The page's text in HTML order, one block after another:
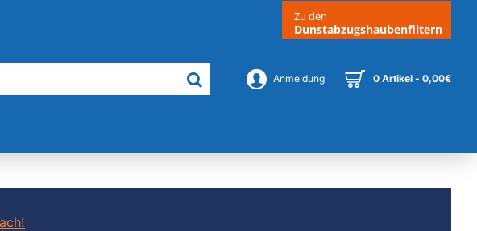
Zu den
Dunstabzugshaubenfiltern
Anmeldung 0 Artikel - 0,00€